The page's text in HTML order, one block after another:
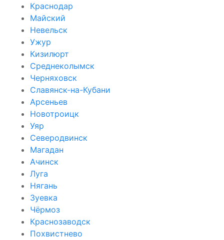
Краснодар
Майский
Невельск
Ужур
Кизилюрт
Среднеколымск
Черняховск
Славянск-на-Кубани
Арсеньев
Новотроицк
Уяр
Северодвинск
Магадан
Ачинск
Луга
Нягань
Зуевка
Чёрмоз
Краснозаводск
Похвистнево